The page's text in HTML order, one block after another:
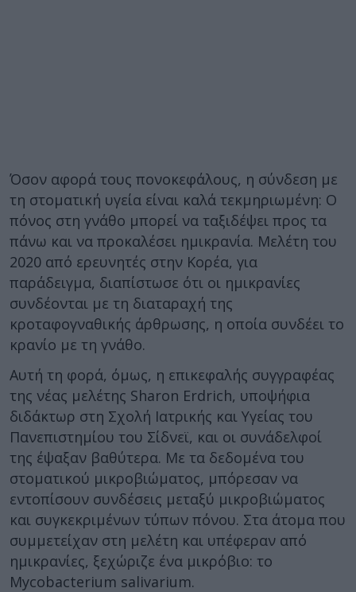
Όσον αφορά τους πονοκεφάλους, η σύνδεση με
τη στοματική υγεία είναι καλά τεκμηριωμένη: Ο
πόνος στη γνάθο μπορεί να ταξιδέψει προς τα
πάνω και να προκαλέσει ημικρανία. Μελέτη του
2020 από ερευνητές στην Κορέα, για
παράδειγμα, διαπίστωσε ότι οι ημικρανίες
συνδέονται με τη διαταραχή της
κροταφογναθικής άρθρωσης, η οποία συνδέει το
κρανίο με τη γνάθο.
Αυτή τη φορά, όμως, η επικεφαλής συγγραφέας
της νέας μελέτης Sharon Erdrich, υποψήφια
διδάκτωρ στη Σχολή Ιατρικής και Υγείας του
Πανεπιστημίου του Σίδνεϊ, και οι συνάδελφοί
της έψαξαν βαθύτερα. Με τα δεδομένα του
στοματικού μικροβιώματος, μπόρεσαν να
εντοπίσουν συνδέσεις μεταξύ μικροβιώματος
και συγκεκριμένων τύπων πόνου. Στα άτομα που
συμμετείχαν στη μελέτη και υπέφεραν από
ημικρανίες, ξεχώριζε ένα μικρόβιο: το
Mycobacterium salivarium.